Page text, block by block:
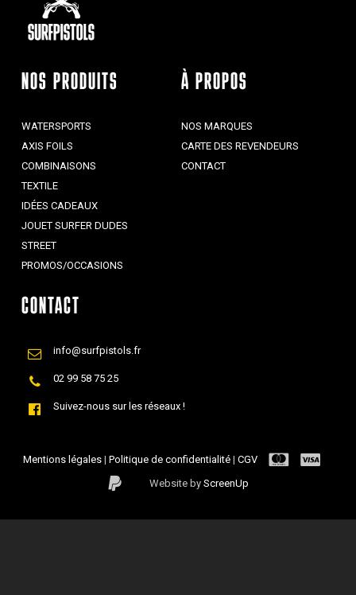
NOS PRODUITS
WATERSPORTS
AXIS FOILS
COMBINAISONS
TEXTILE
IDÉES CADEAUX
JOUET SURFER DUDES
STREET
PROMOS/OCCASIONS
À PROPOS
NOS MARQUES
CARTE DES REVENDEURS
CONTACT
CONTACT
info@surfpistols.fr
02 99 58 75 25
Suivez-nous sur les réseaux !
Mentions légales|Politique de confidentialité|CGV
Website byScreenUp